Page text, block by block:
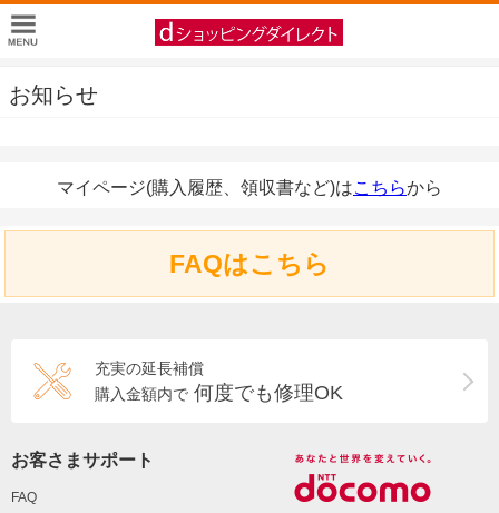
お知らせ
マイページ(購入履歴、領収書など)はこちらから
FAQはこちら
充実の延長補償
購入金額内で 何度でも修理OK
お客さまサポート
FAQ